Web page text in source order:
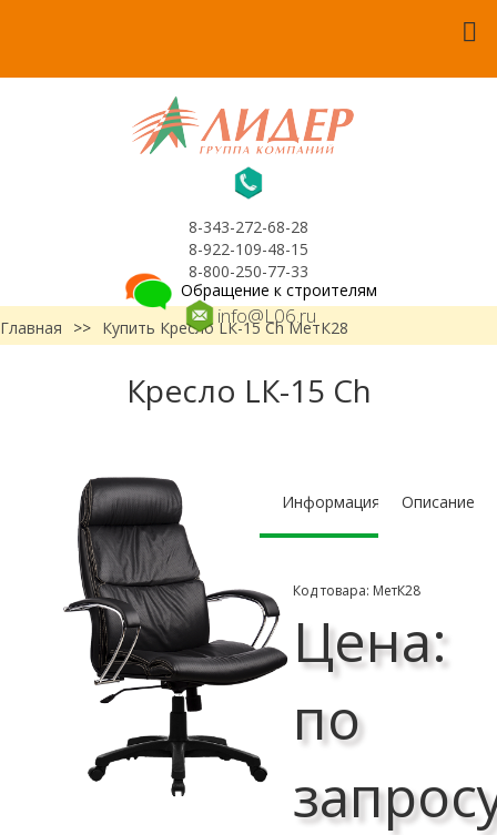
8-343-272-68-28
8-922-109-48-15
8-800-250-77-33
info@L06.ru
Обращение к строителям
Главная
>> Купить Кресло LК-15 Ch МетК28
Кресло LК-15 Ch
Информация Описание
Код товара: МетК28
Цена:
по